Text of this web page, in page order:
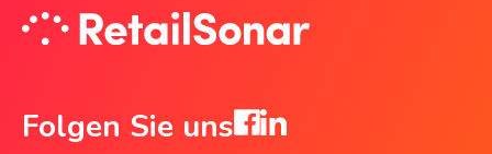
Folgen Sie uns